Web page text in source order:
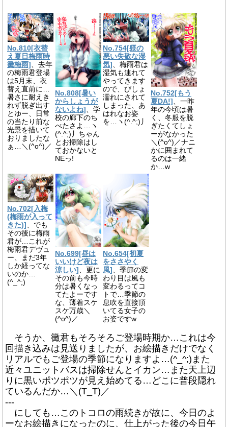
No.810[衣替
え夏日梅雨時
黴梅雨] 、去年
の梅雨君登場
は5月末、衣
替え直前に…
暑さに耐えき
れず脱ぎ出す
とゆー、日常
の当たり前な
光景を描いて
おりましたな
ぁ…＼(^o^)／
No.808[暑い
からしょうが
ないよね] 、学
校の廊下のち
べたさよ…ヽ
(^.^;)丿ちゃん
とお掃除はし
ておかないと
NEっ!
No.754[躾の
悪い失敬な湿
気] 、梅雨君は
湿気も連れて
やってきます
ので、びしょ
濡れにされて
しまった、あ
はれなお姿
を…ヽ(^.^;)丿
No.752[もう
夏DA!] 、一昨
年の今頃は暑
く、冬服を脱
ぎたくてしょ
ーがなかった
＼(^o^)／ナニ
かに囲まれて
るのは一緒
か…w
No.702[入梅
(梅雨が入って
きた)] 、でも
その後に梅雨
君が…これが
梅雨君デヴュ
ー、まだ3年
しか経ってな
いのか…
(^_^;)
No.699[昼は
いいけど夜は
涼しい] 、更に
その前も今時
分は暑くなっ
てたよーです
な、薄着スケ
スケ万歳＼
(^o^)／
No.654[初夏
をささやく
風] 、季節の変
わり目は風も
変わるってコ
トで…季節の
息吹を直接頂
いてる女子の
お姿ですw
そうか、黴君もそろそろご登場時期か…これは今
回描き込みは見送りましたが、お絵描きだけでなく
リアルでもご登場の季節になりますよ…(^_^;)また
近々ユニットバスは掃除せんとイカン…また天上辺
りに黒いポツポツが見え始めてる…どこに普段隠れ
ているんだか…＼(T_T)／
---
にしても…このトコロの雨続きが故に、今日のよ
ーなお絵描きになったのに、仕上がった後の今日午